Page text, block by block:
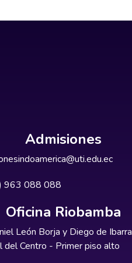
Admisiones
963 088 088
Oficina Riobamba
León Borja y Diego de Ibarra
del Centro - Primer piso alto